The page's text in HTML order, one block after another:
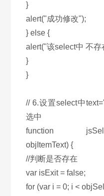
}
alert("成功修改");
} else {
alert("该select中 不存
}
}
// 6.设置select中
选中
function
objItemText) {
//判断是否存在
var isExit = false;
for (var i = 0; i <